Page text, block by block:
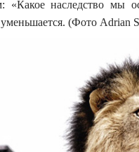
«Какое наследство мы
(Фото Adrian